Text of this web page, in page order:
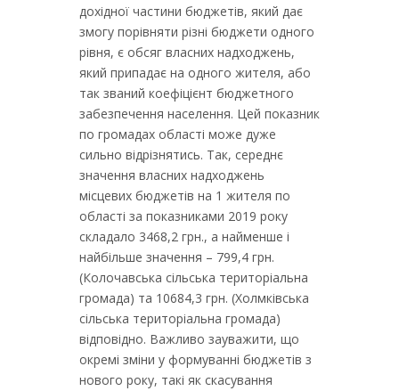
дохідної частини бюджетів, який дає
змогу порівняти різні бюджети одного
рівня, є обсяг власних надходжень,
який припадає на одного жителя, або
так званий коефіцієнт бюджетного
забезпечення населення. Цей показник
по громадах області може дуже
сильно відрізнятись. Так, середнє
значення власних надходжень
місцевих бюджетів на 1 жителя по
області за показниками 2019 року
складало 3468,2 грн., а найменше і
найбільше значення – 799,4 грн.
(Колочавська сільська територіальна
громада) та 10684,3 грн. (Холмківська
сільська територіальна громада)
відповідно. Важливо зауважити, що
окремі зміни у формуванні бюджетів з
нового року, такі як скасування